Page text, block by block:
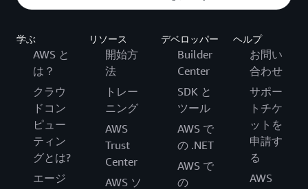
学ぶ
AWS と
は？
クラウ
ドコン
ピュー
ティン
グとは?
エージ
リソース
開始方
法
トレー
ニング
AWS
Trust
Center
AWS ソ
デベロッパー
Builder
Center
SDK と
ツール
AWS で
の .NET
AWS で
の
ヘルプ
お問い
合わせ
サポー
トチケ
ットを
申請す
る
AWS